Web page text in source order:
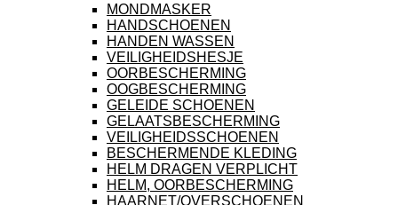
MONDMASKER
HANDSCHOENEN
HANDEN WASSEN
VEILIGHEIDSHESJE
OORBESCHERMING
OOGBESCHERMING
GELEIDE SCHOENEN
GELAATSBESCHERMING
VEILIGHEIDSSCHOENEN
BESCHERMENDE KLEDING
HELM DRAGEN VERPLICHT
HELM, OORBESCHERMING
HAARNET/OVERSCHOENEN